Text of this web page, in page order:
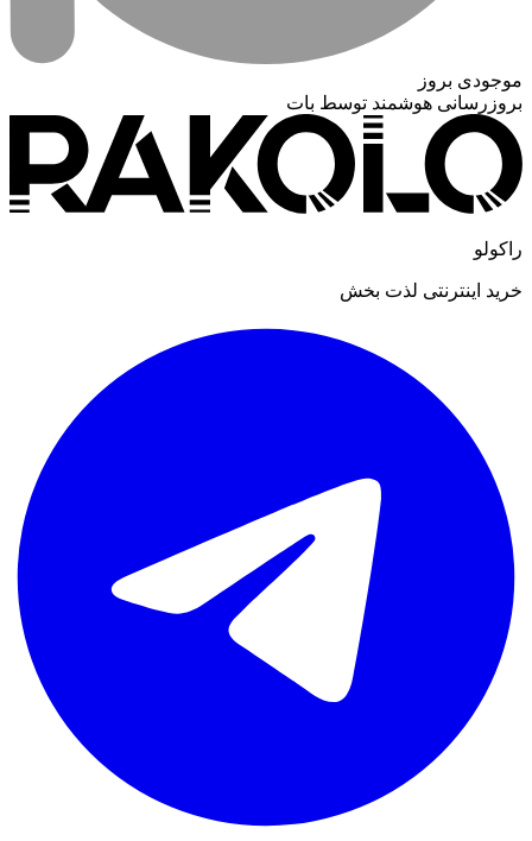
موجودی بروز
بروزرسانی هوشمند توسط بات
راکولو
خرید اینترنتی لذت بخش